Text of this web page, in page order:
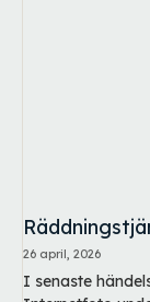
26 april, 2026
I senaste